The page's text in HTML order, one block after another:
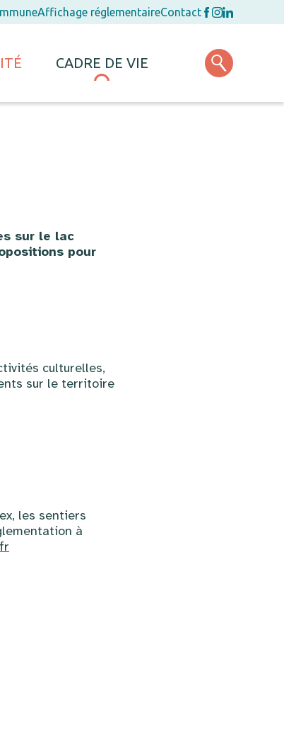
Affichage réglementaireContact
CADRE DE VIE
sur le lac
pour
culturelles,
sur le territoire
les sentiers
à